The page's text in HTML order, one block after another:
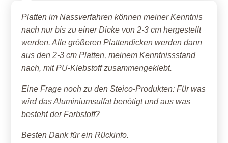
Platten im Nassverfahren können meiner Kenntnis
nach nur bis zu einer Dicke von 2-3 cm hergestellt
werden. Alle größeren Plattendicken werden dann
aus den 2-3 cm Platten, meinem Kenntnissstand
nach, mit PU-Klebstoff zusammengeklebt.
Eine Frage noch zu den Steico-Produkten: Für was
wird das Aluminiumsulfat benötigt und aus was
besteht der Farbstoff?
Besten Dank für ein Rückinfo.